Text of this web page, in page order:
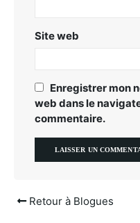
Site web
Enregistrer mon
web dans le
commentaire.
Retour à Blogues